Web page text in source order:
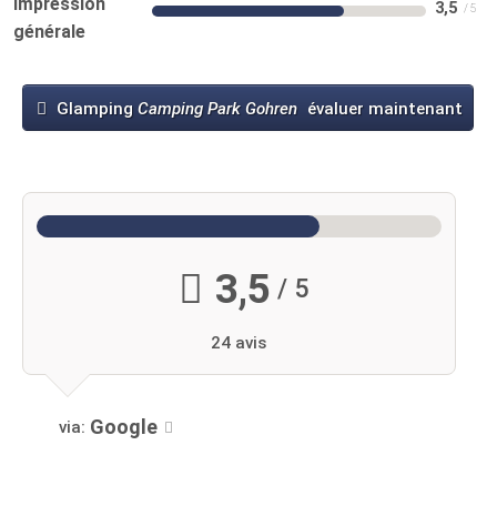
générale
3,5
Glamping Camping Park Gohren évaluer maintenant
3,5 / 5
24 avis
via: Google